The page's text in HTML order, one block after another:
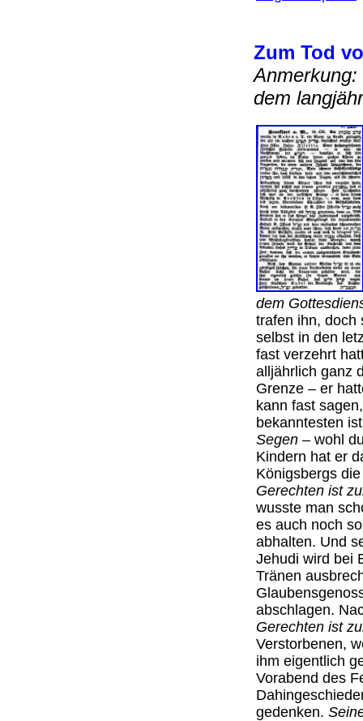
Zum Tod
dem
dem
trafen ihn, doch
selbst in den
fast verzehrt
alljährlich ganz
Grenze – er
kann fast
bekanntesten
Segen – wohl
Kindern hat er
Königsbergs
Gerechten ist
wusste man
es auch noch
abhalten. Und
Jehudi wird bei
Tränen
abschlagen.
Gerechten ist
Verstorbenen,
ihm eigentlich
Vorabend des
gedenken.